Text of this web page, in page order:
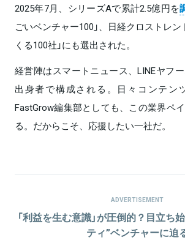
2025年7月、シリーズAで累計2.5億円を
ごいベンチャー100」、日経クロストレン
くる100社」にも選出された。
経営陣はスマートニュース、LINEヤフ
出身者で構成される。日々コンテン
FastGrow編集部としても、この業界ペ
る。だからこそ、応援したい一社だ。
ADVERTISEMENT
「利益を生む意識」が圧倒的？目立ち
ティ”ベンチャーに迫